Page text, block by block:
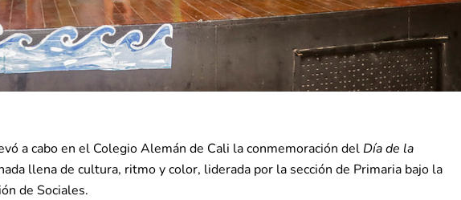
a cabo en el Colegio Alemán de Cali la conmemoración del Día de la
llena de cultura, ritmo y color, liderada por la sección de Primaria bajo la
de Sociales.